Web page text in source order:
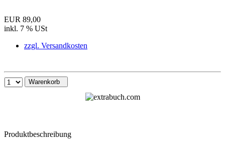
EUR 89,00
inkl. 7 % USt
zzgl. Versandkosten
Warenkorb
Produktbeschreibung